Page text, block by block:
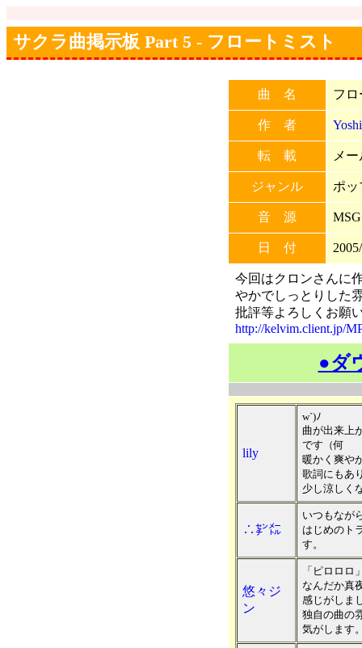
サクラ曲掲示板 Part 5 - フロートミスト
曲 名 フロ
作 者
転 載 メ
ジャンル ポッ
音 源
日 付
今回はクロンさんに
やかでしっとりした
批評等よろしくお願
http://kelvim.client.jp/
●ダ
lily
w`)ﾉ
曲が出来上
です（何
暖かく爽や
歌詞にもあ
少し涼しく
∴㌢㍍
いつもなが
はじめのト
す。
悠々ジ
ン
「ピロロロ
なんだか真
感じがしま
独自の曲の
気がします